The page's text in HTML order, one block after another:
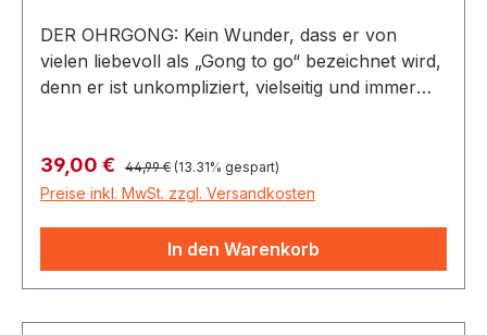
DER OHRGONG: Kein Wunder, dass er von
vielen liebevoll als „Gong to go“ bezeichnet wird,
denn er ist unkompliziert, vielseitig und immer
Gummiklöppel Der OhrGong wird mit zwei
Fingern an den Schnüren gehalten, während
zuhält. Ultraleicht und handtellergroß erzeugt er
Schallwellen, die für andere kaum hörbar sind,
aber im eigenen Ohr ein überraschend feines
und klangvolles Konzert entfalten.Dieser Gong
Verkaufspreis:
39,00 € Regulärer Preis:
44,99 € (13.31% gespart)
Preise inkl. MwSt. zzgl. Versandkosten
In den Warenkorb